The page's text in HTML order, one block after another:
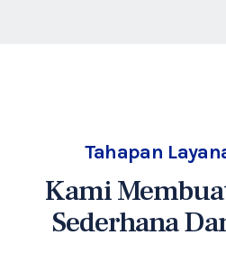
Tahapan
Kami
Sederhana